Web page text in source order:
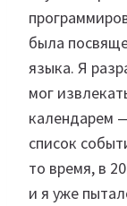
была
языка. Я
мог
календарем
список
то время, в
и я уже